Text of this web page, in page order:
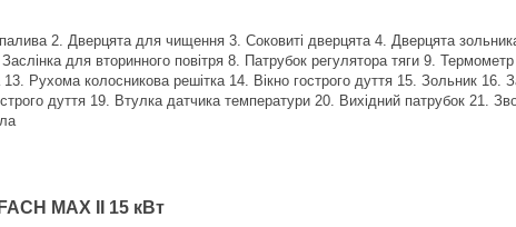
2. Дверцята для чищення 3. Соковиті дверцята 4. Дверцята
для вторинного повітря 8. Патрубок регулятора тяги 9.
Рухома колосникова решітка 14. Вікно гострого дуття 15. Зольник 16.
дуття 19. Втулка датчика температури 20. Вихідний патрубок 21.
MAX II 15 кВт